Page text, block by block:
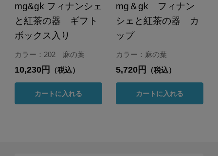
mg&gk フィナンシェ
と紅茶の器 ギフト
ボックス入り
カラー：202 麻の葉
10,230円 （税込）
カートに入れる
mg＆gk フィナン
シェと紅茶の器 カ
ップ
カラー：麻の葉
5,720円 （税込）
カートに入れる